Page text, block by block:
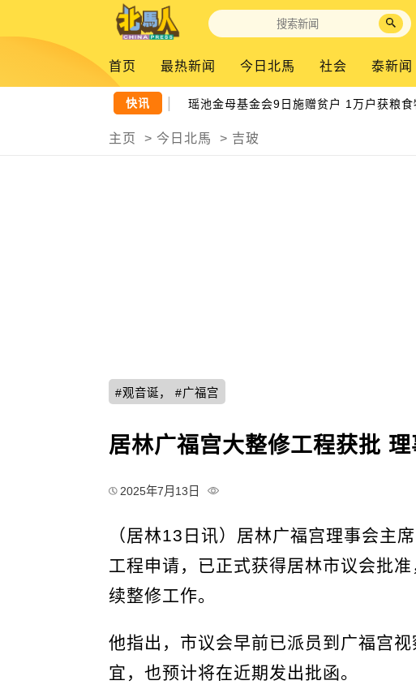
首页 最热新闻 今日北馬 社会 泰新闻
快讯 瑶池金母基金会9日施赠贫户 1万户获粮食物
主页 >今日北馬 > 吉玻
#观音诞， #广福宫
居林广福宫大整修工程获批
2025年7月13日
（居林13日讯）居林广福宫理事会主
工程申请，已正式获得居林市议会批
续整修工作。
他指出，市议会早前已派员到广福宫
宜，也预计将在近期发出批函。